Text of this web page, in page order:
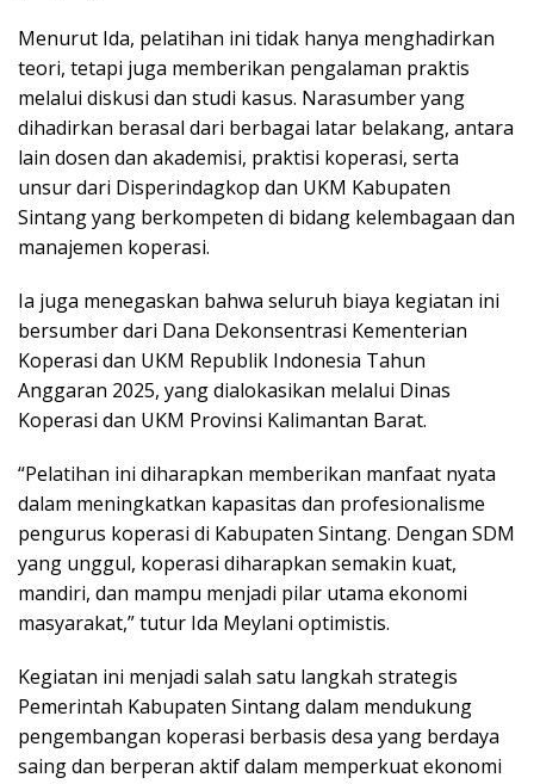
Menurut Ida, pelatihan ini tidak hanya menghadirkan
teori, tetapi juga memberikan pengalaman praktis
melalui diskusi dan studi kasus. Narasumber yang
dihadirkan berasal dari berbagai latar belakang, antara
lain dosen dan akademisi, praktisi koperasi, serta
unsur dari Disperindagkop dan UKM Kabupaten
Sintang yang berkompeten di bidang kelembagaan dan
manajemen koperasi.
Ia juga menegaskan bahwa seluruh biaya kegiatan ini
bersumber dari Dana Dekonsentrasi Kementerian
Koperasi dan UKM Republik Indonesia Tahun
Anggaran 2025, yang dialokasikan melalui Dinas
Koperasi dan UKM Provinsi Kalimantan Barat.
“Pelatihan ini diharapkan memberikan manfaat nyata
dalam meningkatkan kapasitas dan profesionalisme
pengurus koperasi di Kabupaten Sintang. Dengan SDM
yang unggul, koperasi diharapkan semakin kuat,
mandiri, dan mampu menjadi pilar utama ekonomi
masyarakat,” tutur Ida Meylani optimistis.
Kegiatan ini menjadi salah satu langkah strategis
Pemerintah Kabupaten Sintang dalam mendukung
pengembangan koperasi berbasis desa yang berdaya
saing dan berperan aktif dalam memperkuat ekonomi